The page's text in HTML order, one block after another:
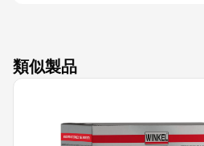
類似製品